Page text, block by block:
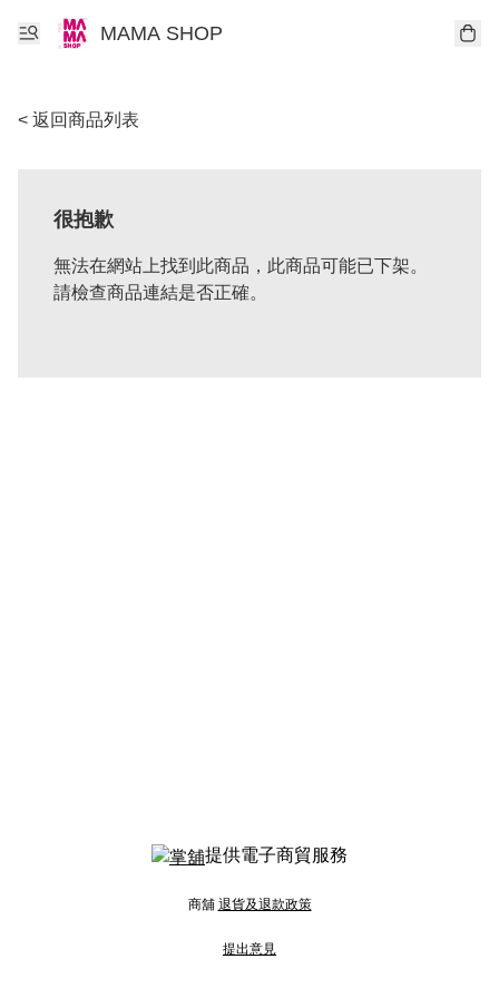
MAMA SHOP
< 返回商品列表
很抱歉
無法在網站上找到此商品，此商品可能已下架。
請檢查商品連結是否正確。
提供電子商貿服務
商舖 退貨及退款政策
提出意見